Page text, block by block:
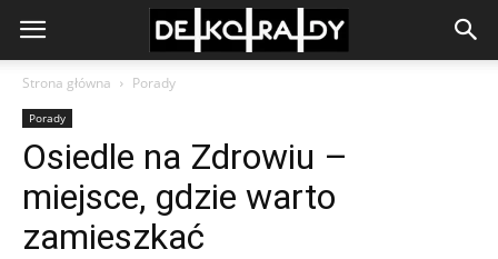
Strona główna Porady
Porady
Osiedle na Zdrowiu –
miejsce, gdzie warto
zamieszkać